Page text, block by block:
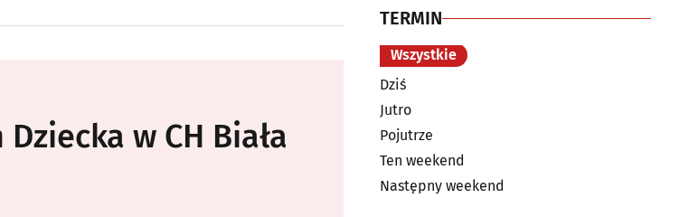
w CH Biała
TERMIN
Wszystkie
Dziś
Jutro
Pojutrze
Ten weekend
Następny weekend